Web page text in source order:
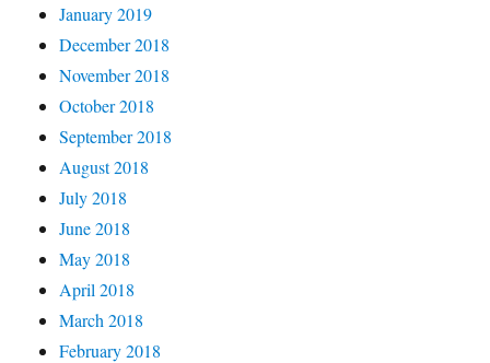
January 2019
December 2018
November 2018
October 2018
September 2018
August 2018
July 2018
June 2018
May 2018
April 2018
March 2018
February 2018